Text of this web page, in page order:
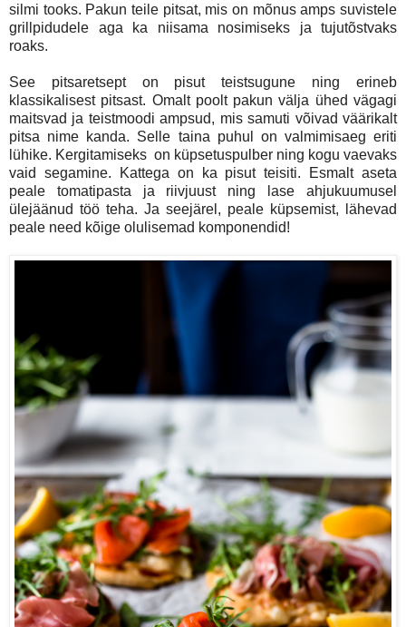
silmi tooks. Pakun teile pitsat, mis on mõnus amps suvistele
grillpidudele aga ka niisama nosimiseks ja tujutõstvaks
roaks.
See pitsaretsept on pisut teistsugune ning erineb
klassikalisest pitsast. Omalt poolt pakun välja ühed vägagi
maitsvad ja teistmoodi ampsud, mis samuti võivad väärikalt
pitsa nime kanda. Selle taina puhul on valmimisaeg eriti
lühike. Kergitamiseks on küpsetuspulber ning kogu vaevaks
vaid segamine. Kattega on ka pisut teisiti. Esmalt aseta
peale tomatipasta ja riivjuust ning lase ahjukuumusel
ülejäänud töö teha. Ja seejärel, peale küpsemist, lähevad
peale need kõige olulisemad komponendid!